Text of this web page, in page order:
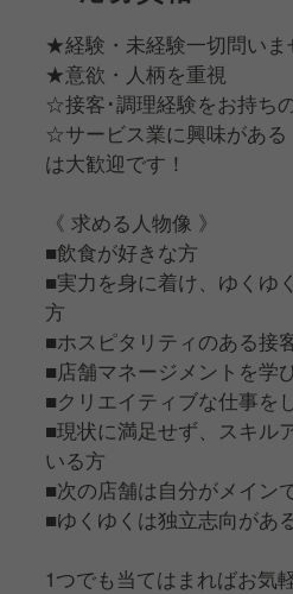
★経験・未経験一切問いま
★意欲・人柄を重視
☆接客･調理経験をお持ち
☆サービス業に興味がある
は大歓迎です！
《 求める人物像 》
■飲食が好きな方
■実力を身に着け、ゆくゆ
方
■ホスピタリティのある接
■店舗マネージメントを学
■クリエイティブな仕事を
■現状に満足せず、スキル
いる方
■次の店舗は自分がメイン
■ゆくゆくは独立志向があ
1つでも当てはまればお気